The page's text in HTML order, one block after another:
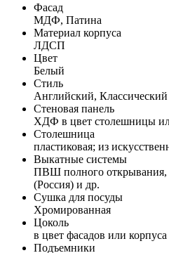
Фасад
МДФ, Патина
Материал корпуса
ЛДСП
Цвет
Белый
Стиль
Английский, Классический
Стеновая панель
ХДФ в цвет столешницы
Столешница
пластиковая; из
Выкатные системы
ПВШ полного открывания,
(Россия) и др.
Сушка для посуды
Хромированная
Цоколь
в цвет фасадов или корпуса
Подъемники